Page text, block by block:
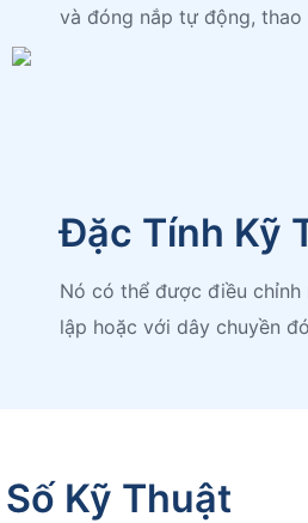
và đóng nắp tự động,
Đặc Tính Kỹ
Nó có thể được điều
lập hoặc với dây chuyền
Kỹ Thuật